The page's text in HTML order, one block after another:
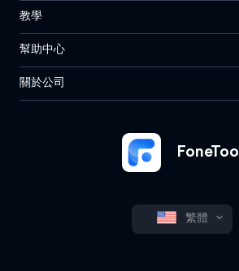
FoneTool
繁體
教學
幫助中心
關於公司